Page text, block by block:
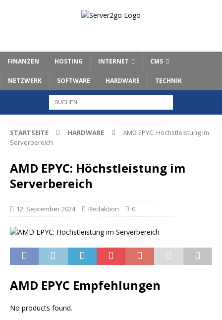
FINANZEN HOSTING INTERNET CMS
NETZWERK SOFTWARE HARDWARE TECHNIK
STARTSEITE HARDWARE
AMD EPYC: Höchstleistung im
Serverbereich
AMD EPYC: Höchstleistung im
Serverbereich
12. September 2024 Redaktion 0
AMD EPYC Empfehlungen
No products found.